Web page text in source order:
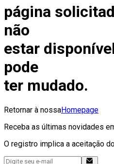
página
não
estar
pode
ter mudado.
Retornar à nossaHomepage
Receba as últimas novidades
O registro implica a aceitação